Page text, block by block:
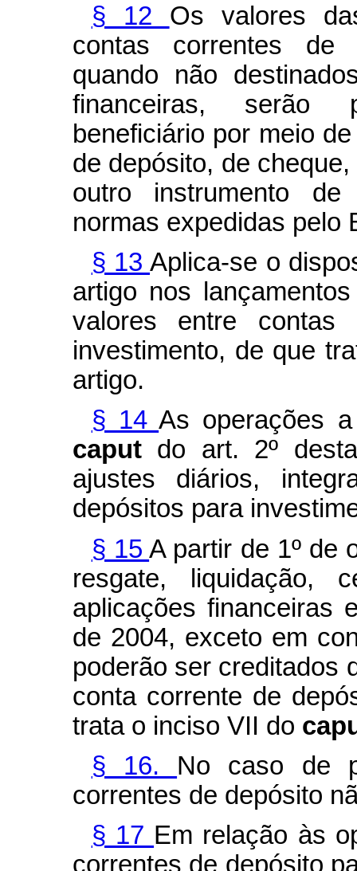
§ 12 Os valores
contas correntes de
quando não
financeiras, serão
beneficiário por meio
de depósito, de
outro instrumento de
normas expedidas pelo
§ 13 Aplica-se o
artigo nos
valores entre contas
investimento, de que
artigo.
§ 14As operações
caput do art. 2º
ajustes diários,
depósitos para
§ 15A partir de 1º de
resgate, liquidação,
aplicações financeiras
de 2004, exceto em
poderão ser creditados
conta corrente de
trata o inciso VII do
§ 16. No caso de
correntes de depósito
§ 17 Em relação às
correntes de depósito